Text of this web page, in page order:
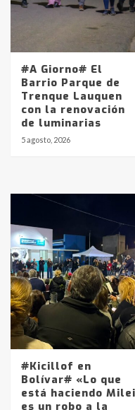
#A Giorno# El
Barrio Parque de
Trenque Lauquen
con la renovación
de luminarias
5 agosto, 2026
#Kicillof en
Bolívar# «Lo que
está haciendo Milei
es un robo a la